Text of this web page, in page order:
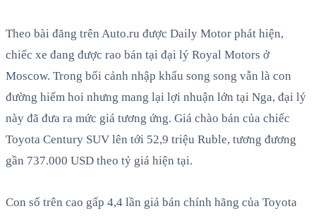
Theo bài đăng trên Auto.ru được Daily Motor phát hiện,
chiếc xe đang được rao bán tại đại lý Royal Motors ở
Moscow. Trong bối cảnh nhập khẩu song song vẫn là con
đường hiếm hoi nhưng mang lại lợi nhuận lớn tại Nga, đại lý
này đã đưa ra mức giá tương ứng. Giá chào bán của chiếc
Toyota Century SUV lên tới 52,9 triệu Ruble, tương đương
gần 737.000 USD theo tỷ giá hiện tại.
Con số trên cao gấp 4,4 lần giá bán chính hãng của Toyota